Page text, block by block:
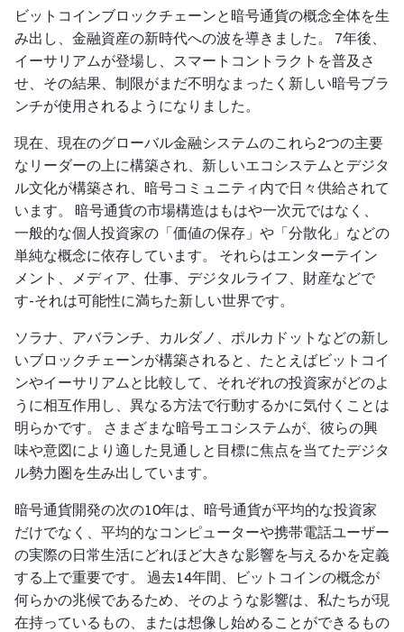
ビットコインブロックチェーンと暗号通貨の概念全体を生
み出し、金融資産の新時代への波を導きました。 7年後、
イーサリアムが登場し、スマートコントラクトを普及さ
せ、その結果、制限がまだ不明なまったく新しい暗号ブラ
ンチが使用されるようになりました。
現在、現在のグローバル金融システムのこれら2つの主要
なリーダーの上に構築され、新しいエコシステムとデジタ
ル文化が構築され、暗号コミュニティ内で日々供給されて
います。 暗号通貨の市場構造はもはや一次元ではなく、
一般的な個人投資家の「価値の保存」や「分散化」などの
単純な概念に依存しています。 それらはエンターテイン
メント、メディア、仕事、デジタルライフ、財産などで
す-それは可能性に満ちた新しい世界です。
ソラナ、アバランチ、カルダノ、ポルカドットなどの新し
いブロックチェーンが構築されると、たとえばビットコイ
ンやイーサリアムと比較して、それぞれの投資家がどのよ
うに相互作用し、異なる方法で行動するかに気付くことは
明らかです。 さまざまな暗号エコシステムが、彼らの興
味や意図により適した見通しと目標に焦点を当てたデジタ
ル勢力圏を生み出しています。
暗号通貨開発の次の10年は、暗号通貨が平均的な投資家
だけでなく、平均的なコンピューターや携帯電話ユーザー
の実際の日常生活にどれほど大きな影響を与えるかを定義
する上で重要です。 過去14年間、ビットコインの概念が
何らかの兆候であるため、そのような影響は、私たちが現
在持っているもの、または想像し始めることができるもの